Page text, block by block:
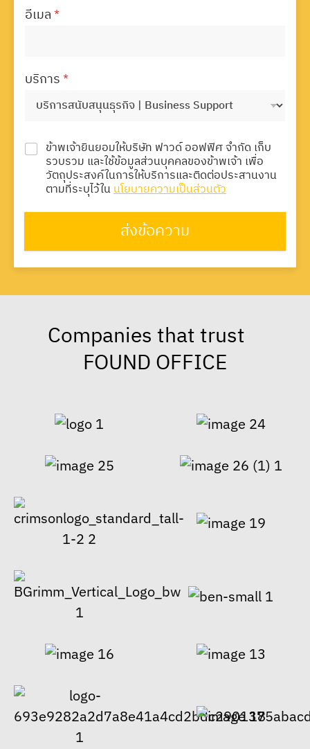
อีเมล*
บริการ*
ข้าพเจ้ายินยอมให้บริษัท ฟาวด์ ออฟฟิศ จำกัด เก็บ
รวบรวม และใช้ข้อมูลส่วนบุคคลของข้าพเจ้า เพื่อ
วัตถุประสงค์ในการให้บริการและติดต่อประสานงาน
ตามที่ระบุไว้ในนโยบายความเป็นส่วนตัว
ส่งข้อความ
Companies that trust
FOUND OFFICE